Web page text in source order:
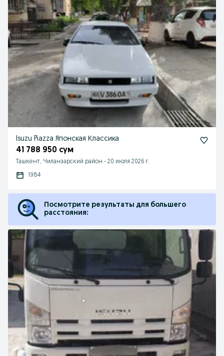
Isuzu Piazza Японская Классика
41 788 950 сум
Ташкент, Чиланзарский район - 20 июля 2026 г.
1984
Посмотрите результаты для большего
расстояния: